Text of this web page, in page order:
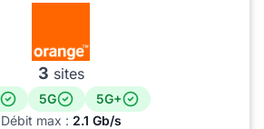
3 sites
5G
5G+
Débit max : 2.1 Gb/s